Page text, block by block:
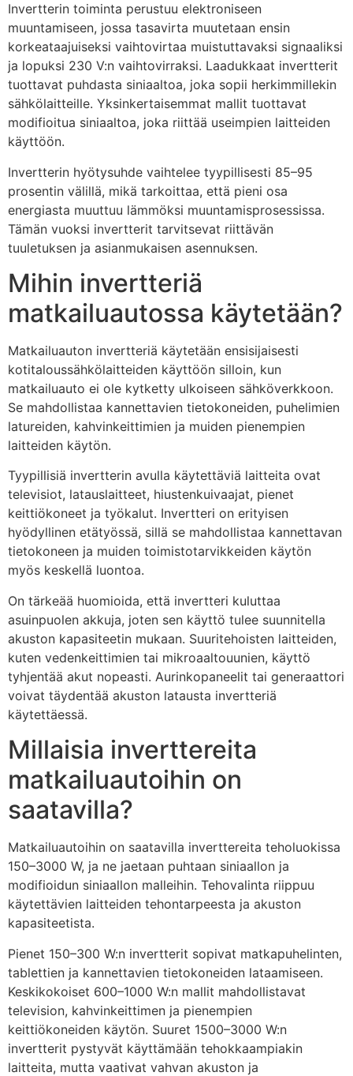
Invertterin toiminta perustuu elektroniseen
muuntamiseen, jossa tasavirta muutetaan ensin
korkeataajuiseksi vaihtovirtaa muistuttavaksi signaaliksi
ja lopuksi 230 V:n vaihtovirraksi. Laadukkaat invertterit
tuottavat puhdasta siniaaltoa, joka sopii herkimmillekin
sähkölaitteille. Yksinkertaisemmat mallit tuottavat
modifioitua siniaaltoa, joka riittää useimpien laitteiden
käyttöön.
Invertterin hyötysuhde vaihtelee tyypillisesti 85–95
prosentin välillä, mikä tarkoittaa, että pieni osa
energiasta muuttuu lämmöksi muuntamisprosessissa.
Tämän vuoksi invertterit tarvitsevat riittävän
tuuletuksen ja asianmukaisen asennuksen.
Mihin invertteriä
matkailuautossa käytetään?
Matkailuauton invertteriä käytetään ensisijaisesti
kotitaloussähkölaitteiden käyttöön silloin, kun
matkailuauto ei ole kytketty ulkoiseen sähköverkkoon.
Se mahdollistaa kannettavien tietokoneiden, puhelimien
latureiden, kahvinkeittimien ja muiden pienempien
laitteiden käytön.
Tyypillisiä invertterin avulla käytettäviä laitteita ovat
televisiot, latauslaitteet, hiustenkuivaajat, pienet
keittiökoneet ja työkalut. Invertteri on erityisen
hyödyllinen etätyössä, sillä se mahdollistaa kannettavan
tietokoneen ja muiden toimistotarvikkeiden käytön
myös keskellä luontoa.
On tärkeää huomioida, että invertteri kuluttaa
asuinpuolen akkuja, joten sen käyttö tulee suunnitella
akuston kapasiteetin mukaan. Suuritehoisten laitteiden,
kuten vedenkeittimien tai mikroaaltouunien, käyttö
tyhjentää akut nopeasti. Aurinkopaneelit tai generaattori
voivat täydentää akuston latausta invertteriä
käytettäessä.
Millaisia inverttereita
matkailuautoihin on
saatavilla?
Matkailuautoihin on saatavilla inverttereita teholuokissa
150–3000 W, ja ne jaetaan puhtaan siniaallon ja
modifioidun siniaallon malleihin. Tehovalinta riippuu
käytettävien laitteiden tehontarpeesta ja akuston
kapasiteetista.
Pienet 150–300 W:n invertterit sopivat matkapuhelinten,
tablettien ja kannettavien tietokoneiden lataamiseen.
Keskikokoiset 600–1000 W:n mallit mahdollistavat
television, kahvinkeittimen ja pienempien
keittiökoneiden käytön. Suuret 1500–3000 W:n
invertterit pystyvät käyttämään tehokkaampiakin
laitteita, mutta vaativat vahvan akuston ja